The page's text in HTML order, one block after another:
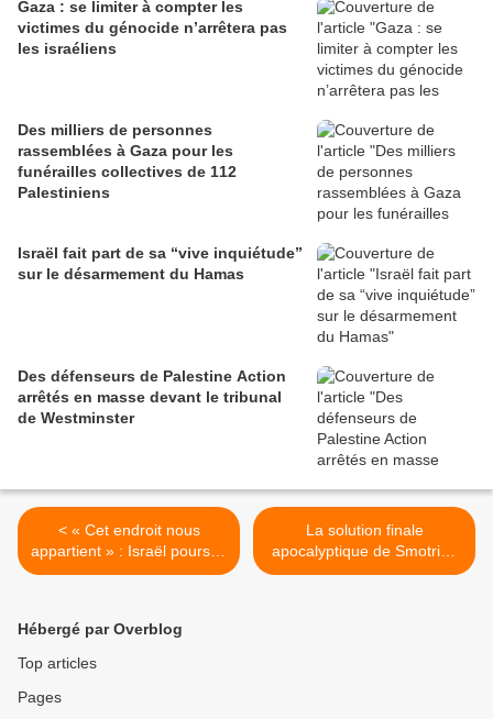
Gaza : se limiter à compter les
victimes du génocide n’arrêtera pas
les israéliens
Des milliers de personnes
rassemblées à Gaza pour les
funérailles collectives de 112
Palestiniens
Israël fait part de sa “vive inquiétude”
sur le désarmement du Hamas
Des défenseurs de Palestine Action
arrêtés en masse devant le tribunal
de Westminster
< « Cet endroit nous
appartient » : Israël poursuit
son offensive
La solution finale
apocalyptique de Smotrich
pour Gaza >
Hébergé par Overblog
Top articles
Pages